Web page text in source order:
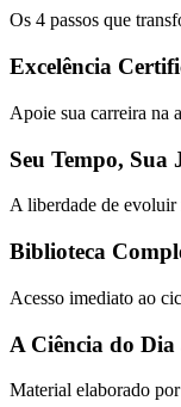
Os 4 passos que
Excelência
Apoie sua carreira na
Seu Tempo, Sua
A liberdade de evoluir
Biblioteca
Acesso imediato ao
A Ciência do Dia
Material elaborado